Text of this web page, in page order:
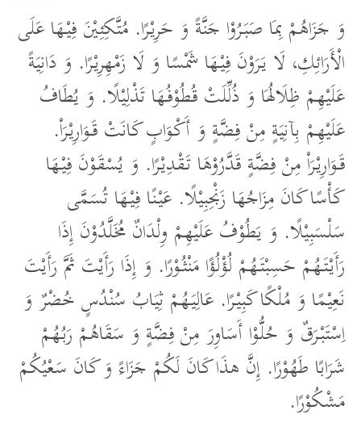
وَ جَزَاهُمْ بِمَا صَبَرُوْا جَنَّةً وَ حَرِيْرًا. مُتَّكِئِيْنَ فِيْهَا عَلَى
الْأَرَائِكِ، لَا يَرَوْنَ فِيْهَا شَمْسًا وَ لَا زَمْهِرِيْرًا. وَ دَانِيَةً
عَلَيْهِمْ ظِلَالُهَا وَ ذُلِّلَتْ قُطُوْفُهَا تَذْلِيْلًا. وَ يُطَافُ
عَلَيْهِمْ بِآنِيَةٍ مِنْ فِضَّةٍ وَ أَكْوَابٍ كَانَتْ قَوَارِيْرَاْ.
قَوَارِيْرَاْ مِنْ فِضَّةٍ قَدَّرُوْهَا تَقْدِيْرًا. وَ يُسْقَوْنَ فِيْهَا
كَأْسًا كَانَ مِزَاجُهَا زَنْجِبِيْلًا. عَيْنًا فِيْهَا تُسَمَّى
سَلْسَبِيْلًا. وَ يَطُوْفُ عَلَيْهِمْ وِلْدَانٌ مُخَلَّدُوْنَ إِذَا
رَأَيْتَهُمْ حَسِبْتَهُمْ لُؤْلُؤًا مَنْثُوْرًا. وَ إِذَا رَأَيْتَ ثَمَّ رَأَيْتَ
نَعِيْمًا وَ مُلْكًا كَبِيْرًا. عَالِيَهُمْ ثِيَابُ سُنْدُسٍ خُضْرٌ وَ
اِسْتَبْرَقٌ وَ حُلُّوْا أَسَاوِرَ مِنْ فِضَّةٍ وَ سَقَاهُمْ رَبُهُمْ
شَرَابًا طَهُوْرًا. إِنَّ هذَا كَانَ لَكُمْ جَزَاءً وَ كَانَ سَعْيُكُمْ
مَشْكُوْرًا.